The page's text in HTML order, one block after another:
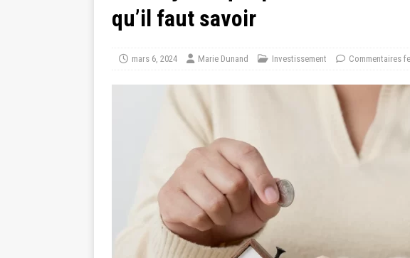
qu’il faut savoir
mars 6, 2024 Marie Dunand Investissement Commentaires